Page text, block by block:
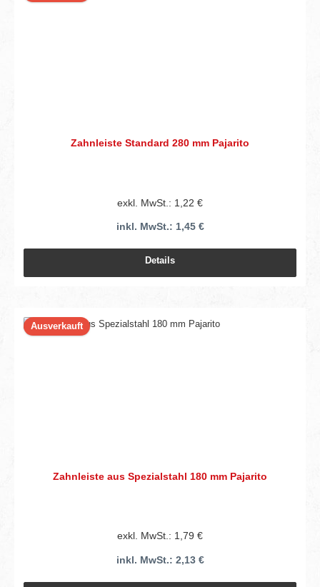
Zahnleiste Standard 280 mm Pajarito
exkl. MwSt.: 1,22 €
inkl. MwSt.: 1,45 €
Details
Ausverkauft
Zahnleiste aus Spezialstahl 180 mm Pajarito
exkl. MwSt.: 1,79 €
inkl. MwSt.: 2,13 €